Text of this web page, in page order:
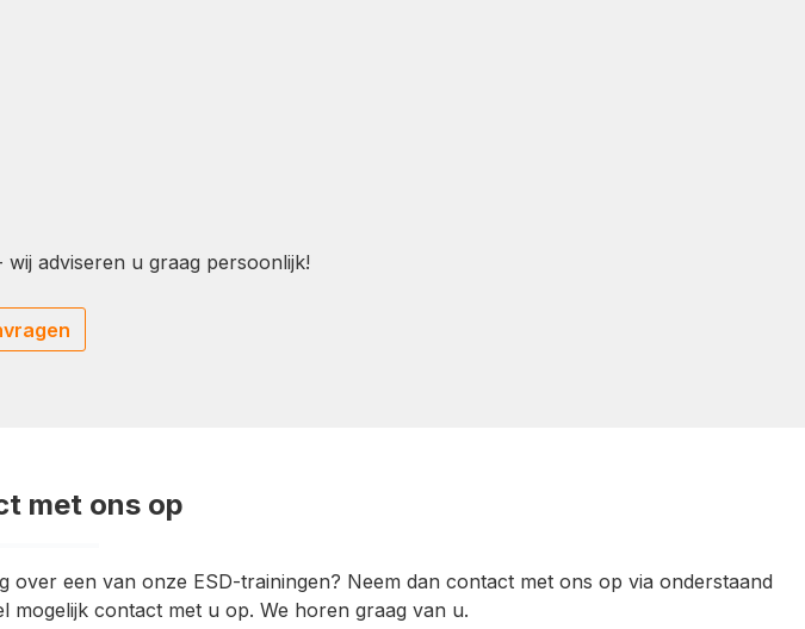
adviseren u graag persoonlijk!
met ons op
een van onze ESD-trainingen? Neem dan contact met ons op via onderstaand
contact met u op. We horen graag van u.